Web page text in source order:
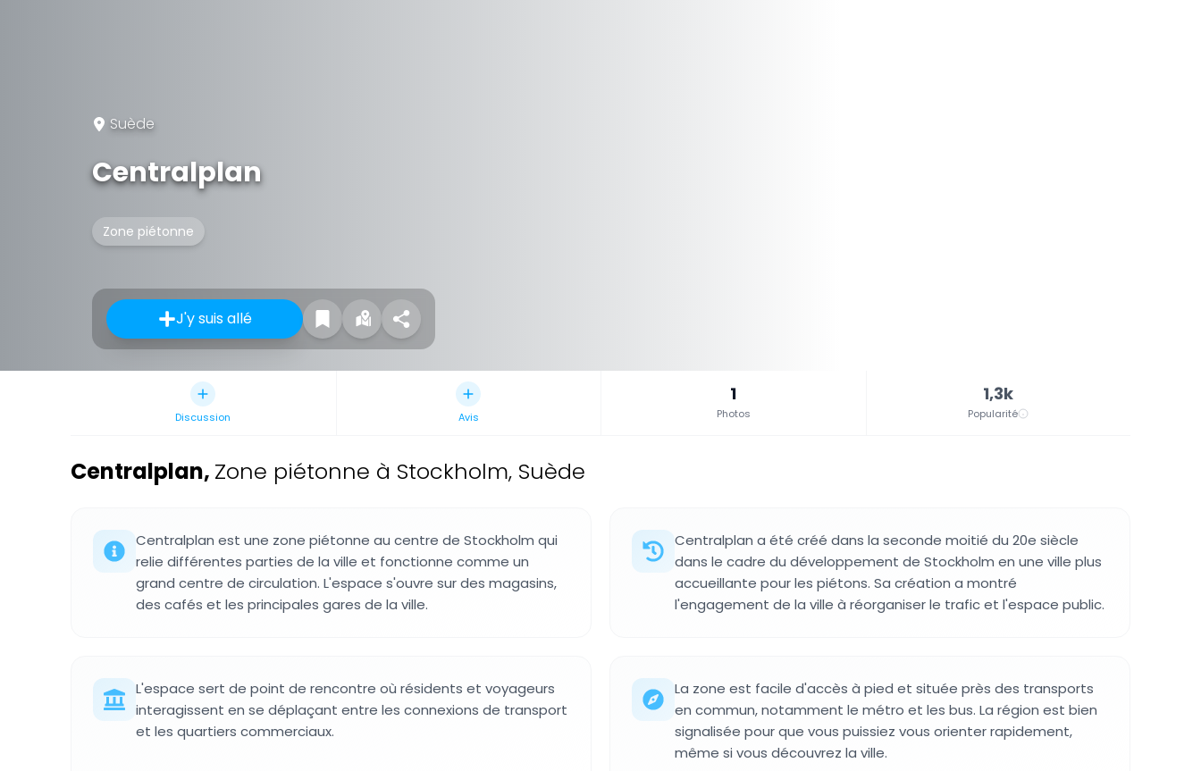
Suède
Centralplan
Zone piétonne
J'y suis allé
Discussion Avis
1
Photos
1,3k
Popularité
Centralplan, Zone piétonne à Stockholm, Suède
Centralplan est une zone piétonne au centre de Stockholm qui
relie différentes parties de la ville et fonctionne comme un
grand centre de circulation. L'espace s'ouvre sur des magasins,
des cafés et les principales gares de la ville.
Centralplan a été créé dans la seconde moitié du 20e siècle
dans le cadre du développement de Stockholm en une ville plus
accueillante pour les piétons. Sa création a montré
l'engagement de la ville à réorganiser le trafic et l'espace public.
L'espace sert de point de rencontre où résidents et voyageurs
interagissent en se déplaçant entre les connexions de transport
et les quartiers commerciaux.
La zone est facile d'accès à pied et située près des transports
en commun, notamment le métro et les bus. La région est bien
signalisée pour que vous puissiez vous orienter rapidement,
même si vous découvrez la ville.